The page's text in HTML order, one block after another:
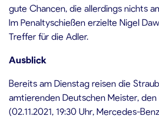
gute Chancen, die allerdings nichts
Im Penaltyschießen erzielte Nigel
Treffer für die Adler.
Ausblick
Bereits am Dienstag reisen die
amtierenden Deutschen Meister, den
(02.11.2021, 19:30 Uhr, Mercedes-